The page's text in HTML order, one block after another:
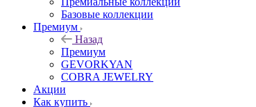
Базовые коллекции
Премиум
Назад
Премиум
GEVORKYAN
COBRA JEWELRY
Акции
Как купить